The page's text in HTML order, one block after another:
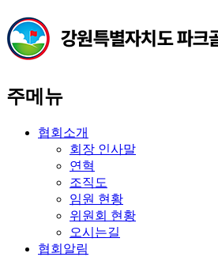
주메뉴
협회소개
회장 인사말
연혁
조직도
임원 현황
위원회 현황
오시는길
협회알림